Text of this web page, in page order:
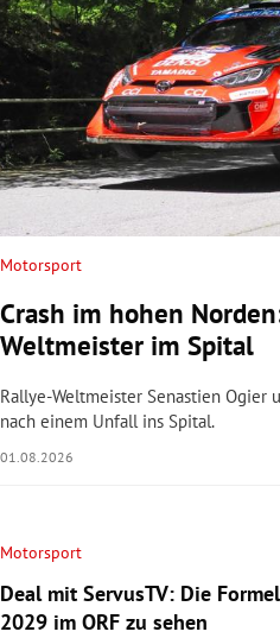
Motorsport
Crash im hohen
Weltmeister im Spital
Rallye-Weltmeister Senastien Ogier
nach einem Unfall ins Spital.
01.08.2026
Motorsport
Deal mit ServusTV: Die
2029 im ORF zu sehen